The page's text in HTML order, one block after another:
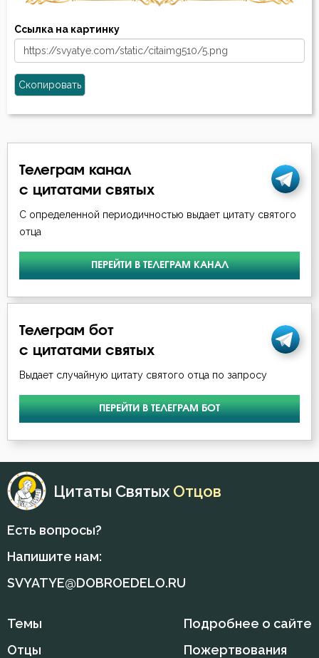
Ссылка на картинку
Скопировать
Телеграм канал
с цитатами святых
С определенной периодичностью выдает цитату святого
отца
ПЕРЕЙТИ В ТЕЛЕГРАМ КАНАЛ
Телеграм бот
с цитатами святых
Выдает случайную цитату святого отца по запросу
ПЕРЕЙТИ В ТЕЛЕГРАМ БОТ
Цитаты Святых Отцов
Есть вопросы?
Напишите нам:
SVYATYE@DOBROEDELO.RU
Темы
Отцы
Подробнее о сайте
Пожертвования